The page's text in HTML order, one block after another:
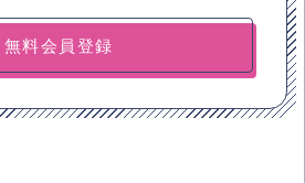
無料会員登録